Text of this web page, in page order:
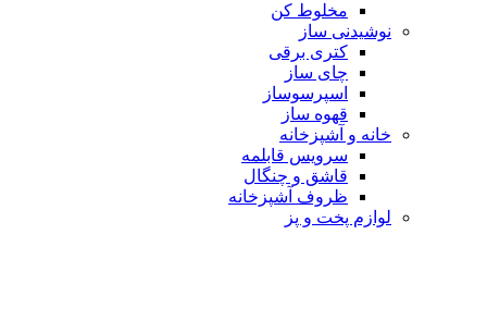
مخلوط کن
نوشیدنی ساز
کتری برقی
چای ساز
اسپرسوساز
قهوه ساز
خانه و آشپزخانه
سرویس قابلمه
قاشق و چنگال
ظروف آشپزخانه
لوازم پخت و پز